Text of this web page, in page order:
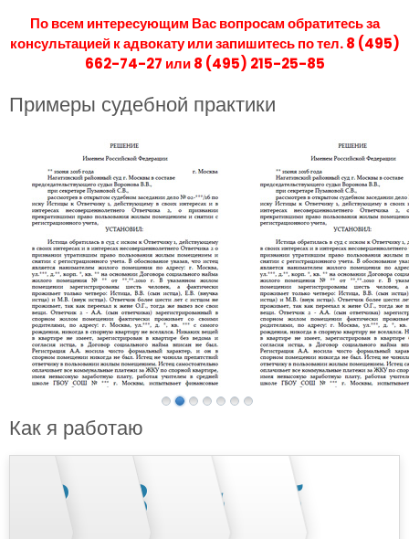
По всем интересующим Вас вопросам обратитесь за
консультацией к адвокату или запишитесь по тел. 8 (495)
662-74-27 или 8 (495) 215-25-85
Примеры судебной практики
Как я работаю
2 3 4 5